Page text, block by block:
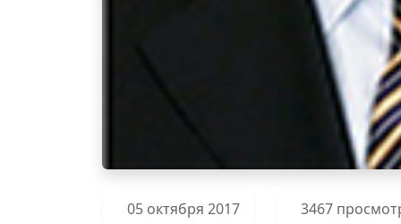
05 октября 2017 3467